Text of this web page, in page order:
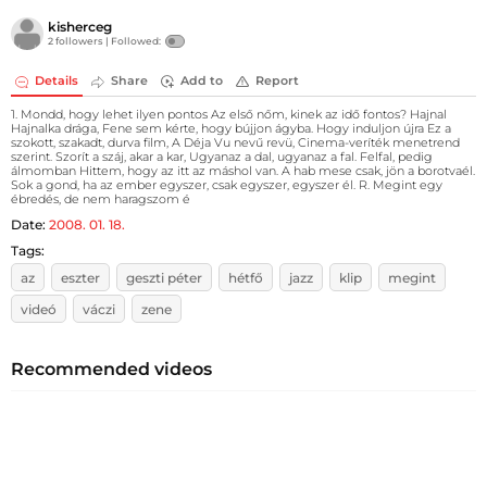
kisherceg
2 followers | Followed:
Details Share Add to Report
1. Mondd, hogy lehet ilyen pontos Az első nőm, kinek az idő fontos? Hajnal
Hajnalka drága, Fene sem kérte, hogy bújjon ágyba. Hogy induljon újra Ez a
szokott, szakadt, durva film, A Déja Vu nevű revü, Cinema-veríték menetrend
szerint. Szorít a száj, akar a kar, Ugyanaz a dal, ugyanaz a fal. Felfal, pedig
álmomban Hittem, hogy az itt az máshol van. A hab mese csak, jön a borotvaél.
Sok a gond, ha az ember egyszer, csak egyszer, egyszer él. R. Megint egy
ébredés, de nem haragszom é
Date: 2008. 01. 18.
Tags:
az
eszter geszti péter hétfő jazz klip
megint
videó
váczi zene
Recommended videos